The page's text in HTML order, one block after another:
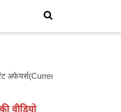
Affairs)- Test- 1214 ◆